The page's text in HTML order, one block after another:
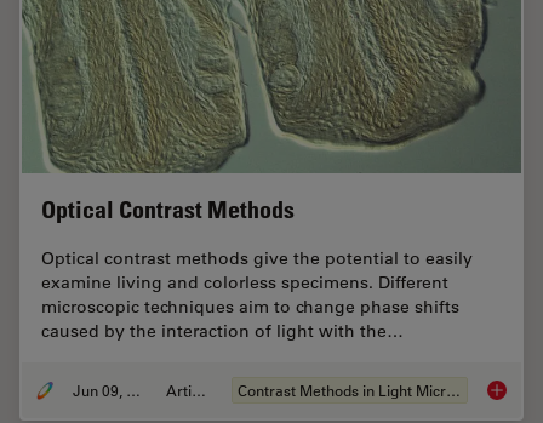
Optical Contrast Methods
Optical contrast methods give the potential to easily
examine living and colorless specimens. Different
microscopic techniques aim to change phase shifts
caused by the interaction of light with the…
Jun 09, 2011 Articolo Contrast Methods in Light Microscopy Optical